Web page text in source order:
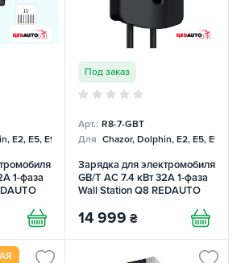
E2, E5, E9, Mercedes
1-фаза
Под заказ
Арт.: R8-7-GBT
Для Chazor, Dolphin, E2, E5, E9,
Зарядка для электромобиля
GB/T AC 7.4 кВт 32А 1-фаза
Wall Station Q8 REDAUTO
14 999 ₴